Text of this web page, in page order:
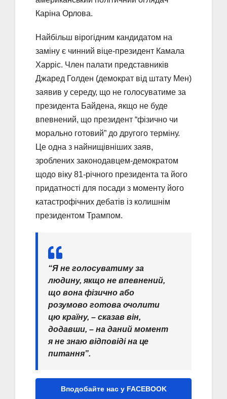
Каріна Орлова.
Найбільш вірогідним кандидатом на
заміну є чинний віце-президент Камала
Харріс. Член палати представників
Джаред Голден (демократ від штату Мен)
заявив у середу, що не голосуватиме за
президента Байдена, якщо не буде
впевнений, що президент “фізично чи
морально готовий” до другого терміну.
Це одна з найнищівніших заяв,
зроблених законодавцем-демократом
щодо віку 81-річного президента та його
придатності для посади з моменту його
катастрофічних дебатів із колишнім
президентом Трампом.
“Я не голосуватиму за
людину, якщо не впевнений,
що вона фізично або
розумово готова очолити
цю країну, – сказав він,
додавши, – на даний момент
я не знаю відповіді на це
питання”.
Вподобайте нас у FACEBOOK